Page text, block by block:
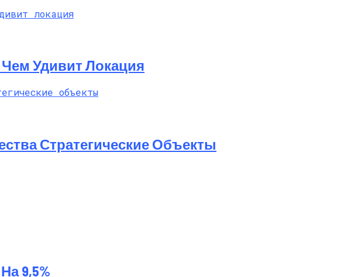
Чем Удивит Локация
Стратегические Объекты
9,5%